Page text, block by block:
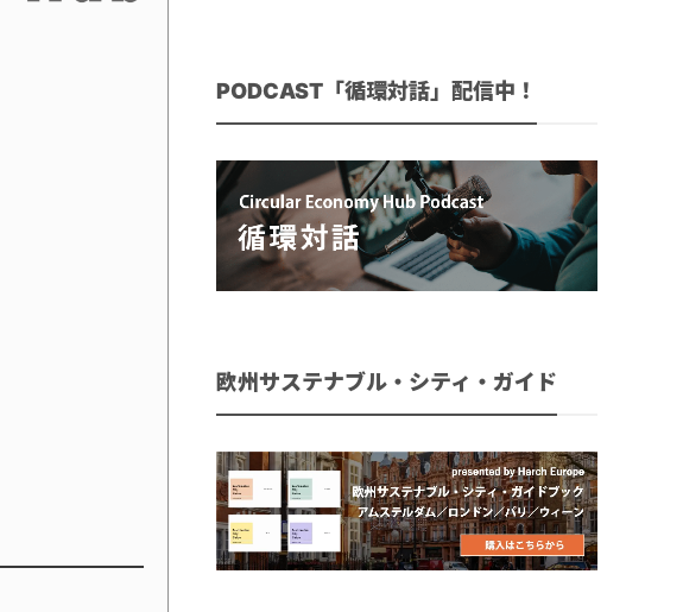
PODCAST「循環対話」配信中！
欧州サステナブル・シティ・ガイド